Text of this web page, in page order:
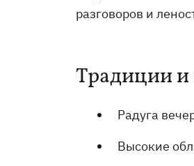
разговоров и
Традиции и
Радуга
Высокие